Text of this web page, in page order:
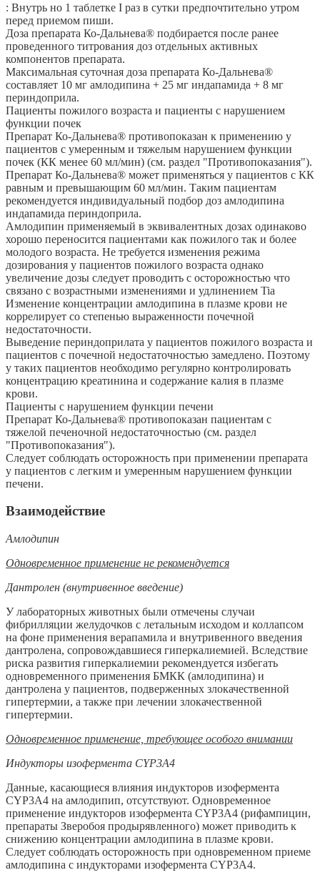
: Внутрь но 1 таблетке I раз в сутки предпочтительно утром
перед приемом пиши.
Доза препарата Ко-Дальнева® подбирается после ранее
проведенного титрования доз отдельных активных
компонентов препарата.
Максимальная суточная доза препарата Ко-Дальнева®
составляет 10 мг амлодипина + 25 мг индапамида + 8 мг
периндоприла.
Пациенты пожилого возраста и пациенты с нарушением
функции почек
Препарат Ко-Дальнева® противопоказан к применению у
пациентов с умеренным и тяжелым нарушением функции
почек (КК менее 60 мл/мин) (см. раздел "Противопоказания").
Препарат Ко-Дальнева® может применяться у пациентов с КК
равным и превышающим 60 мл/мин. Таким пациентам
рекомендуется индивидуальный подбор доз амлодипина
индапамида периндоприла.
Амлодипин применяемый в эквивалентных дозах одинаково
хорошо переносится пациентами как пожилого так и более
молодого возраста. Не требуется изменения режима
дозирования у пациентов пожилого возраста однако
увеличение дозы следует проводить с осторожностью что
связано с возрастными изменениями и удлинением Tia
Изменение концентрации амлодипина в плазме крови не
коррелирует со степенью выраженности почечной
недостаточности.
Выведение периндоприлата у пациентов пожилого возраста и
пациентов с почечной недостаточностью замедлено. Поэтому
у таких пациентов необходимо регулярно контролировать
концентрацию креатинина и содержание калия в плазме
крови.
Пациенты с нарушением функции печени
Препарат Ко-Дальнева® противопоказан пациентам с
тяжелой печеночной недостаточностью (см. раздел
"Противопоказания").
Следует соблюдать осторожность при применении препарата
у пациентов с легким и умеренным нарушением функции
печени.
Взаимодействие
Амлодипин
Одновременное применение не рекомендуется
Дантролен (внутривенное введение)
У лабораторных животных были отмечены случаи
фибрилляции желудочков с летальным исходом и коллапсом
на фоне применения верапамила и внутривенного введения
дантролена, сопровождавшиеся гиперкалиемией. Вследствие
риска развития гиперкалиемии рекомендуется избегать
одновременного применения БМКК (амлодипина) и
дантролена у пациентов, подверженных злокачественной
гипертермии, а также при лечении злокачественной
гипертермии.
Одновременное применение, требующее особого внимании
Индукторы изофермента CYP3A4
Данные, касающиеся влияния индукторов изофермента
CYP3A4 на амлодипип, отсутствуют. Одновременное
применение индукторов изофермента CYP3A4 (рифампицин,
препараты Зверобоя продырявленного) может приводить к
снижению концентрации амлодипина в плазме крови.
Следует соблюдать осторожность при одновременном приеме
амлодипина с индукторами изофермента CYP3A4.